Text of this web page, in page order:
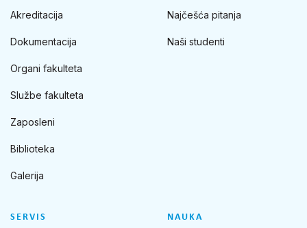
Akreditacija
Dokumentacija
Organi fakulteta
Službe fakulteta
Zaposleni
Biblioteka
Galerija
Najčešća pitanja
Naši studenti
SERVIS NAUKA